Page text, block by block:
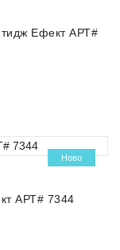
Ефект АРТ#
was: 80.00 €.
цена е:
-43%
Ново
АРТ# 7344
was: 75.00 €.
цена е: